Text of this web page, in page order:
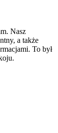
Nasz
a także
To był